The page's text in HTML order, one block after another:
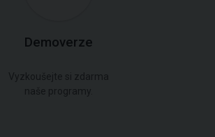
Demoverze
Vyzkoušejte si zdarma
naše programy.